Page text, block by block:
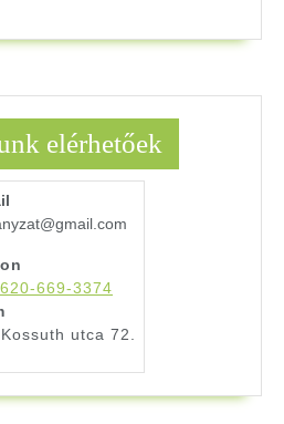
elérhetőek
669-3374
utca 72.